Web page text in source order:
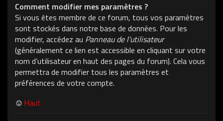
Comment modifier mes paramètres ?
Si vous êtes membre de ce forum, tous vos paramètres
sont stockés dans notre base de données. Pour les
modifier, accédez au Panneau de l’utilisateur
(généralement ce lien est accessible en cliquant sur votre
nom d’utilisateur en haut des pages du forum). Cela vous
permettra de modifier tous les paramètres et
préférences de votre compte.
Haut